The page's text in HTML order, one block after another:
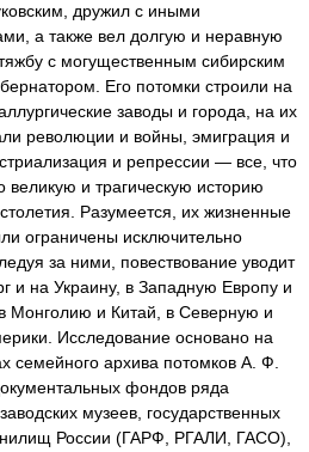
дружил с иными
а также вел долгую и неравную
с могущественным сибирским
Его потомки строили на
заводы и города, на их
революции и войны, эмиграция и
и репрессии — все, что
великую и трагическую историю
Разумеется, их жизненные
ограничены исключительно
за ними, повествование уводит
и на Украину, в Западную Европу и
Монголию и Китай, в Северную и
Исследование основано на
семейного архива потомков А. Ф.
фондов ряда
музеев, государственных
России (ГАРФ, РГАЛИ, ГАСО),